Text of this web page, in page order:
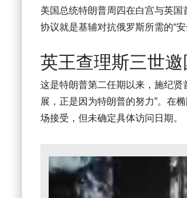
美国总统特朗普周四在白宫与英
协议就是基辅对抗俄罗斯所需的“
英王查理斯三世
这是特朗普第二任期以来，施纪
展，正是因为特朗普的努力”。在
场接受，但未确定具体访问日期。